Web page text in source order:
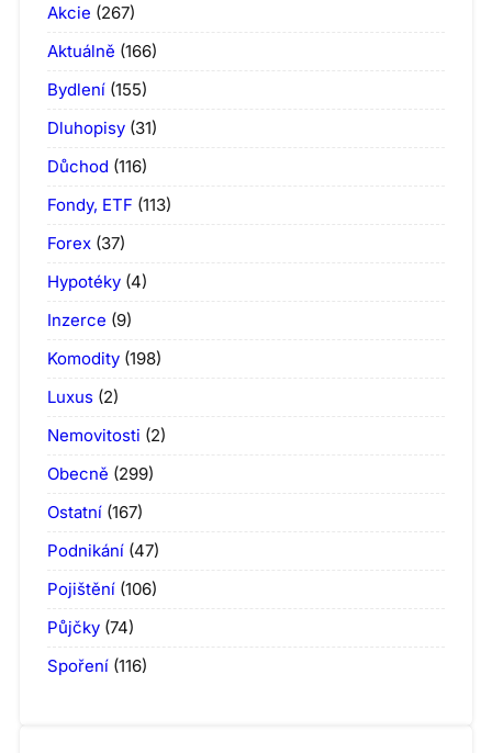
Akcie (267)
Aktuálně (166)
Bydlení (155)
Dluhopisy (31)
Důchod (116)
Fondy, ETF (113)
Forex (37)
Hypotéky (4)
Inzerce (9)
Komodity (198)
Luxus (2)
Nemovitosti (2)
Obecně (299)
Ostatní (167)
Podnikání (47)
Pojištění (106)
Půjčky (74)
Spoření (116)